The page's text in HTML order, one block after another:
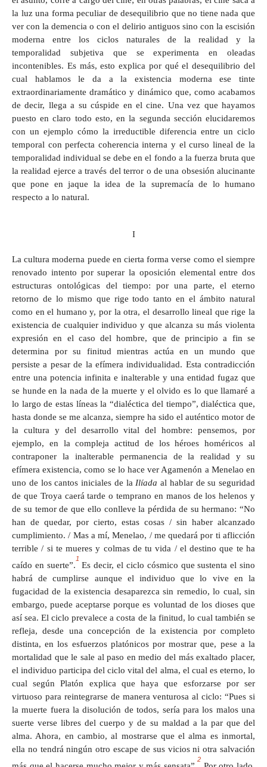
la luz una forma peculiar de desequilibrio que no tiene nada que
ver con la demencia o con el delirio antiguos sino con la escisión
moderna entre los ciclos naturales de la realidad y la
temporalidad subjetiva que se experimenta en oleadas
incontenibles. Es más, esto explica por qué el desequilibrio del
cual hablamos le da a la existencia moderna ese tinte
extraordinariamente dramático y dinámico que, como acabamos
de decir, llega a su cúspide en el cine. Una vez que hayamos
puesto en claro todo esto, en la segunda sección elucidaremos
con un ejemplo cómo la irreductible diferencia entre un ciclo
temporal con perfecta coherencia interna y el curso lineal de la
temporalidad individual se debe en el fondo a la fuerza bruta que
la realidad ejerce a través del terror o de una obsesión alucinante
que pone en jaque la idea de la supremacía de lo humano
respecto a lo natural.
I
La cultura moderna puede en cierta forma verse como el siempre
renovado intento por superar la oposición elemental entre dos
estructuras ontológicas del tiempo: por una parte, el eterno
retorno de lo mismo que rige todo tanto en el ámbito natural
como en el humano y, por la otra, el desarrollo lineal que rige la
existencia de cualquier individuo y que alcanza su más violenta
expresión en el caso del hombre, que de principio a fin se
determina por su finitud mientras actúa en un mundo que
persiste a pesar de la efímera individualidad. Esta contradicción
entre una potencia infinita e inalterable y una entidad fugaz que
se hunde en la nada de la muerte y el olvido es lo que llamaré a
lo largo de estas líneas la “dialéctica del tiempo”, dialéctica que,
hasta donde se me alcanza, siempre ha sido el auténtico motor de
la cultura y del desarrollo vital del hombre: pensemos, por
ejemplo, en la compleja actitud de los héroes homéricos al
contraponer la inalterable permanencia de la realidad y su
efímera existencia, como se lo hace ver Agamenón a Menelao en
uno de los cantos iniciales de la Ilíada al hablar de su seguridad
de que Troya caerá tarde o temprano en manos de los helenos y
de su temor de que ello conlleve la pérdida de su hermano: “No
han de quedar, por cierto, estas cosas / sin haber alcanzado
cumplimiento. / Mas a mí, Menelao, / me quedará por ti aflicción
terrible / si te mueres y colmas de tu vida / el destino que te ha
caído en suerte”.
1
Es decir, el ciclo cósmico que sustenta el sino
habrá de cumplirse aunque el individuo que lo vive en la
fugacidad de la existencia desaparezca sin remedio, lo cual, sin
embargo, puede aceptarse porque es voluntad de los dioses que
así sea. El ciclo prevalece a costa de la finitud, lo cual también se
refleja, desde una concepción de la existencia por completo
distinta, en los esfuerzos platónicos por mostrar que, pese a la
mortalidad que le sale al paso en medio del más exaltado placer,
el individuo participa del ciclo vital del alma, el cual es eterno, lo
cual según Platón explica que haya que esforzarse por ser
virtuoso para reintegrarse de manera venturosa al ciclo: “Pues si
la muerte fuera la disolución de todos, sería para los malos una
suerte verse libres del cuerpo y de su maldad a la par que del
alma. Ahora, en cambio, al mostrarse que el alma es inmortal,
ella no tendrá ningún otro escape de sus vicios ni otra salvación
2